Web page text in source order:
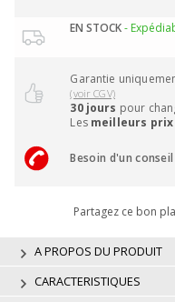
EN STOCK-
Garantie
(voir CGV)
30 jours pour
Les meilleurs prix
Besoin d'un
Partagez ce bon
A PROPOS DU PRODUIT
CARACTERISTIQUES